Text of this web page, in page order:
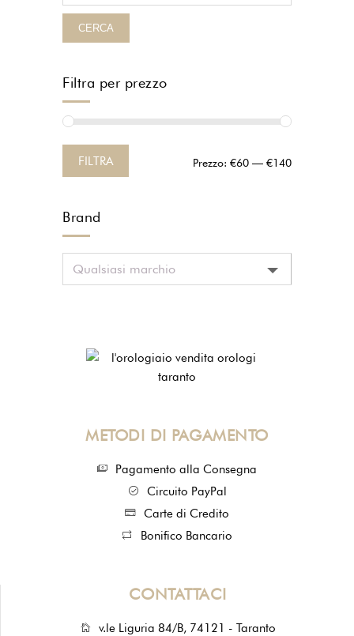
CERCA
Filtra per prezzo
FILTRA Prezzo: €60 — €140
Brand
METODI DI PAGAMENTO
Pagamento alla Consegna
Circuito PayPal
Carte di Credito
Bonifico Bancario
CONTATTACI
v.le Liguria 84/B, 74121 - Taranto